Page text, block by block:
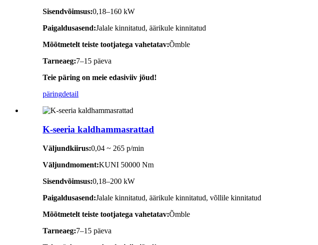
Sisendvõimsus:0,18–160 kW
Paigaldusasend:Jalale kinnitatud, äärikule kinnitatud
Mõõtmetelt teiste tootjatega vahetatav:Õmble
Tarneaeg:7–15 päeva
Teie päring on meie edasiviiv jõud!
päringdetail
K-seeria kaldhammasrattad
Väljundkiirus:0,04 ~ 265 p/min
Väljundmoment:KUNI 50000 Nm
Sisendvõimsus:0,18–200 kW
Paigaldusasend:Jalale kinnitatud, äärikule kinnitatud, võllile kinnitatud
Mõõtmetelt teiste tootjatega vahetatav:Õmble
Tarneaeg:7–15 päeva